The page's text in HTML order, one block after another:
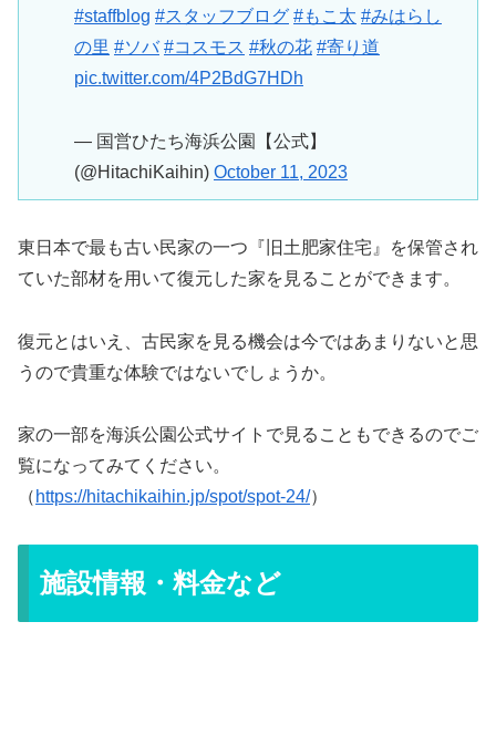
#staffblog #スタッフブログ #もこ太 #みはらし
の里 #ソバ #コスモス #秋の花 #寄り道
pic.twitter.com/4P2BdG7HDh
— 国営ひたち海浜公園【公式】
(@HitachiKaihin) October 11, 2023
東日本で最も古い民家の一つ『旧土肥家住宅』を保管され
ていた部材を用いて復元した家を見ることができます。
復元とはいえ、古民家を見る機会は今ではあまりないと思
うので貴重な体験ではないでしょうか。
家の一部を海浜公園公式サイトで見ることもできるのでご
覧になってみてください。
（ https://hitachikaihin.jp/spot/spot-24/）
施設情報・料金など